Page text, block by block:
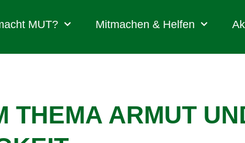
MUT? Mitmachen & Helfen
THEMA ARMUT